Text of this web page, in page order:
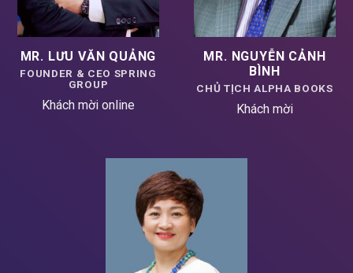
MR. LƯU VĂN QUẢNG
FOUNDER & CEO SPRING
GROUP
Khách mời online
MR. NGUYỄN CẢNH
BÌNH
CHỦ TỊCH ALPHA BOOKS
Khách mời